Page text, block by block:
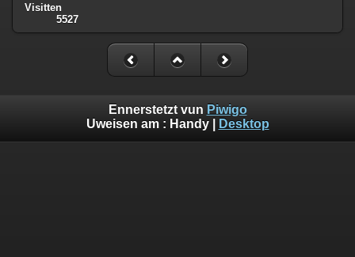
Visitten
5527
Ennerstetzt vun Piwigo
Uweisen am : Handy| Desktop